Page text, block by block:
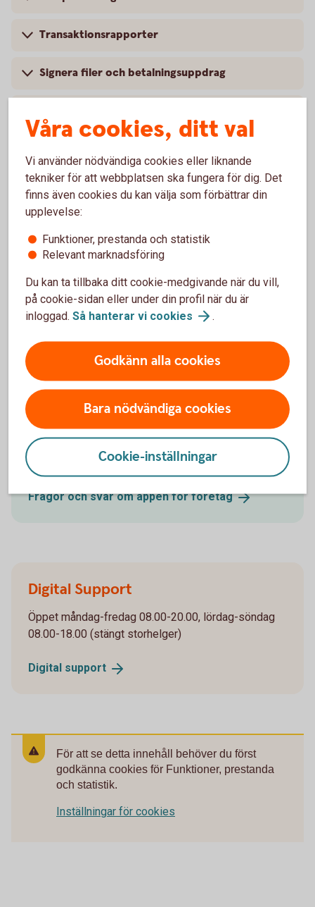
Transaktionsrapporter
Signera filer och betalningsuppdrag
Byt namn på konto
Låneöversikt och kommande dragningar
Vi hjälper dig
Frågor och svar om appen
Hitta svar på dina frågor om funktionerna i appen.
Frågor och svar om appen förföretag
Digital Support
Öppet måndag-fredag 08.00-20.00, lördag-söndag
08.00-18.00 (stängt storhelger)
Digital support
För att se detta innehåll behöver du först
godkänna cookies för Funktioner, prestanda
och statistik.
Inställningar för cookies
Våra cookies, ditt val
Vi använder nödvändiga cookies eller liknande
tekniker för att webbplatsen ska fungera för dig. Det
finns även cookies du kan välja som förbättrar din
upplevelse:
Funktioner, prestanda och statistik
Relevant marknadsföring
Du kan ta tillbaka ditt cookie-medgivande när du vill,
på cookie-sidan eller under din profil när du är
inloggad. Så hanterar vi cookies .
Godkänn alla cookies
Bara nödvändiga cookies
Cookie-inställningar